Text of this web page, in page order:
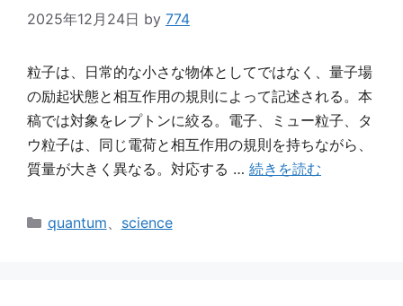
2025年12月24日 by 774
粒子は、日常的な小さな物体としてではなく、量子場
の励起状態と相互作用の規則によって記述される。本
稿では対象をレプトンに絞る。電子、ミュー粒子、タ
ウ粒子は、同じ電荷と相互作用の規則を持ちながら、
質量が大きく異なる。対応する … 続きを読む
カ
quantum、 science